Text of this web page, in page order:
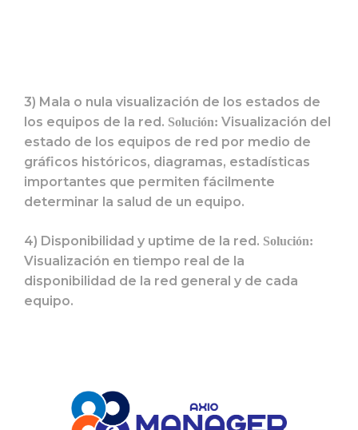
3) Mala o nula visualización de los estados de
los equipos de la red. Solución: Visualización del
estado de los equipos de red por medio de
gráficos históricos, diagramas, estadísticas
importantes que permiten fácilmente
determinar la salud de un equipo.
4) Disponibilidad y uptime de la red. Solución:
Visualización en tiempo real de la
disponibilidad de la red general y de cada
equipo.